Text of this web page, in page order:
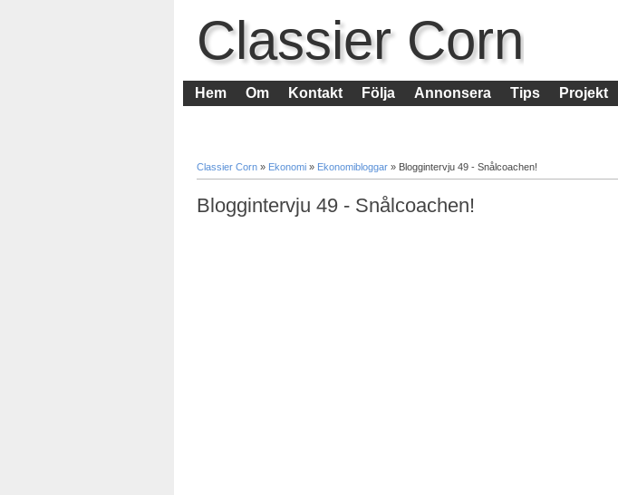
Classier Corn
Hem Om Kontakt Följa Annonsera Tips Projekt
Classier Corn » Ekonomi » Ekonomibloggar » Bloggintervju 49 - Snålcoachen!
Bloggintervju 49 - Snålcoachen!